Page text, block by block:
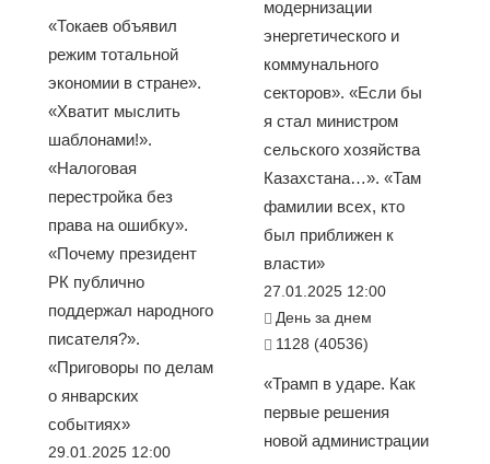
«Токаев объявил
режим тотальной
экономии в стране».
«Хватит мыслить
шаблонами!».
«Налоговая
перестройка без
права на ошибку».
«Почему президент
РК публично
поддержал народного
писателя?».
«Приговоры по делам
о январских
событиях»
29.01.2025 12:00
модернизации
энергетического и
коммунального
секторов». «Если бы
я стал министром
сельского хозяйства
Казахстана…». «Там
фамилии всех, кто
был приближен к
власти»
27.01.2025 12:00
День за днем
1128 (40536)
«Трамп в ударе. Как
первые решения
новой администрации